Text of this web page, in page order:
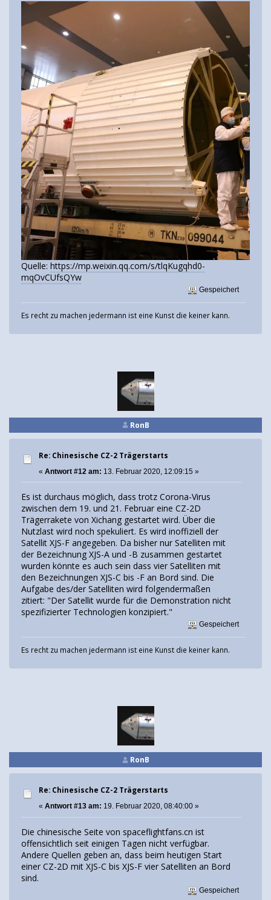
Quelle: https://mp.weixin.qq.com/s/tlqKugqhd0-
mqOvCUfsQYw
Gespeichert
Es recht zu machen jedermann ist eine Kunst die keiner kann.
RonB
Re: Chinesische CZ-2 Trägerstarts
« Antwort #12 am: 13. Februar 2020, 12:09:15 »
Es ist durchaus möglich, dass trotz Corona-Virus
zwischen dem 19. und 21. Februar eine CZ-2D
Trägerrakete von Xichang gestartet wird. Über die
Nutzlast wird noch spekuliert. Es wird inoffiziell der
Satellit XJS-F angegeben. Da bisher nur Satelliten mit
der Bezeichnung XJS-A und -B zusammen gestartet
wurden könnte es auch sein dass vier Satelliten mit
den Bezeichnungen XJS-C bis -F an Bord sind. Die
Aufgabe des/der Satelliten wird folgendermaßen
zitiert: "Der Satellit wurde für die Demonstration nicht
spezifizierter Technologien konzipiert."
Gespeichert
Es recht zu machen jedermann ist eine Kunst die keiner kann.
RonB
Re: Chinesische CZ-2 Trägerstarts
« Antwort #13 am: 19. Februar 2020, 08:40:00 »
Die chinesische Seite von spaceflightfans.cn ist
offensichtlich seit einigen Tagen nicht verfügbar.
Andere Quellen geben an, dass beim heutigen Start
einer CZ-2D mit XJS-C bis XJS-F vier Satelliten an Bord
sind.
Gespeichert